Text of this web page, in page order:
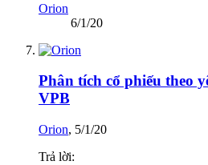
Orion
6/1/20
Phân tích cổ phiếu theo
VPB
Orion, 5/1/20
Trả lời: